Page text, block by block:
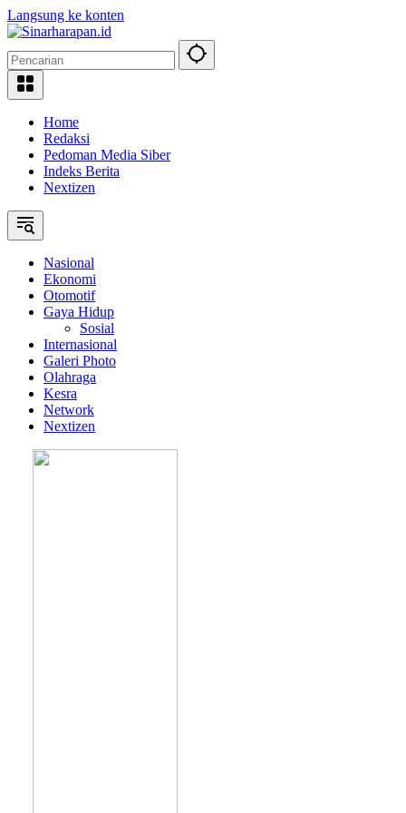
Langsung ke konten
Home
Redaksi
Pedoman Media Siber
Indeks Berita
Nextizen
Nasional
Ekonomi
Otomotif
Gaya Hidup
Sosial
Internasional
Galeri Photo
Olahraga
Kesra
Network
Nextizen